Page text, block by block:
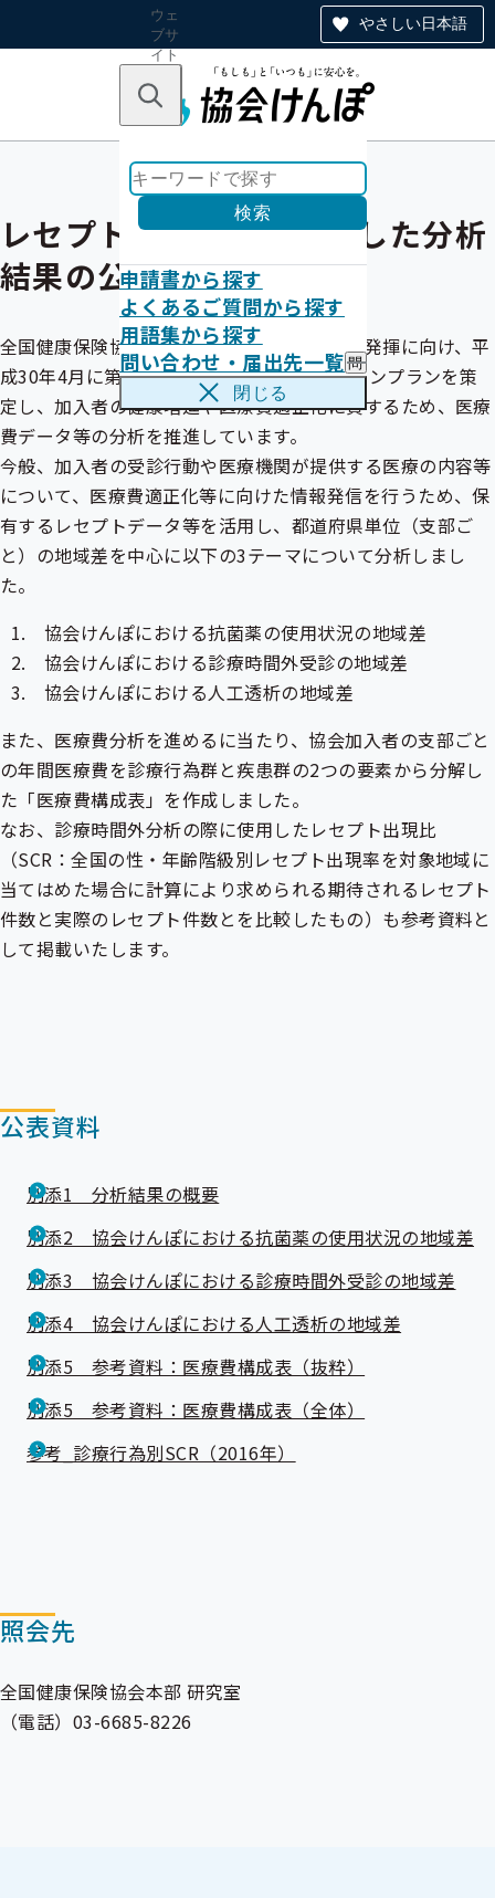
やさしい日本語
ウェ
ブサ
イト
のナ
ン
キーワードで探す
検索
申請書から探す
よくあるご質問から探す
用語集から探す
問い合わせ・届出先一覧 問
い
・
出
先
覧
メ
ニ
ュ
ー
閉じる
レセプトデータ等を活用した分析
結果の公表について
全国健康保険協会では、保険者機能の強化・発揮に向け、平
成30年4月に第4期の保険者機能強化アクションプランを策
定し、加入者の健康増進や医療費適正化に資するため、医療
費データ等の分析を推進しています。
今般、加入者の受診行動や医療機関が提供する医療の内容等
について、医療費適正化等に向けた情報発信を行うため、保
有するレセプトデータ等を活用し、都道府県単位（支部ご
と）の地域差を中心に以下の3テーマについて分析しまし
た。
協会けんぽにおける抗菌薬の使用状況の地域差
協会けんぽにおける診療時間外受診の地域差
協会けんぽにおける人工透析の地域差
また、医療費分析を進めるに当たり、協会加入者の支部ごと
の年間医療費を診療行為群と疾患群の2つの要素から分解し
た「医療費構成表」を作成しました。
なお、診療時間外分析の際に使用したレセプト出現比
（SCR：全国の性・年齢階級別レセプト出現率を対象地域に
当てはめた場合に計算により求められる期待されるレセプト
件数と実際のレセプト件数とを比較したもの）も参考資料と
して掲載いたします。
公表資料
別添1＿分析結果の概要
別添2＿協会けんぽにおける抗菌薬の使用状況の地域差
別添3＿協会けんぽにおける診療時間外受診の地域差
別添4＿協会けんぽにおける人工透析の地域差
別添5＿参考資料：医療費構成表（抜粋）
別添5＿参考資料：医療費構成表（全体）
参考_診療行為別SCR（2016年）
照会先
全国健康保険協会本部 研究室
（電話）03-6685-8226